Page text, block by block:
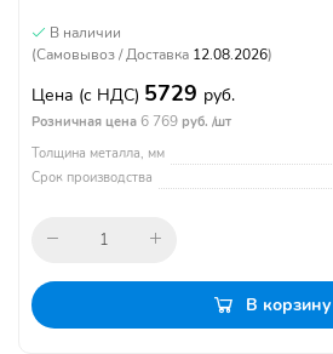
В наличии
(Самовывоз / Доставка 12.08.2026)
Цена (с НДС) 5729 руб.
Розничная цена 6 769 руб. /шт
Толщина металла, мм
Срок производства
В корзину